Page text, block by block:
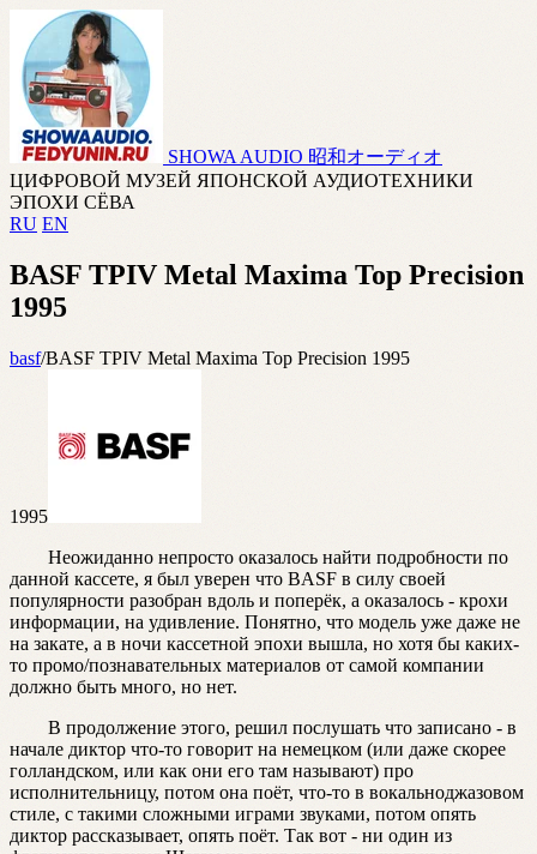
SHOWA AUDIO 昭和オーディオ
ЦИФРОВОЙ МУЗЕЙ ЯПОНСКОЙ АУДИОТЕХНИКИ
ЭПОХИ СЁВА
RU EN
BASF TPIV Metal Maxima Top Precision
1995
basf/BASF TPIV Metal Maxima Top Precision 1995
1995
Неожиданно непросто оказалось найти подробности по
данной кассете, я был уверен что BASF в силу своей
популярности разобран вдоль и поперёк, а оказалось - крохи
информации, на удивление. Понятно, что модель уже даже не
на закате, а в ночи кассетной эпохи вышла, но хотя бы каких-
то промо/познавательных материалов от самой компании
должно быть много, но нет.
В продолжение этого, решил послушать что записано - в
начале диктор что-то говорит на немецком (или даже скорее
голландском, или как они его там называют) про
исполнительницу, потом она поёт, что-то в вокальноджазовом
стиле, с такими сложными играми звуками, потом опять
диктор рассказывает, опять поёт. Так вот - ни один из